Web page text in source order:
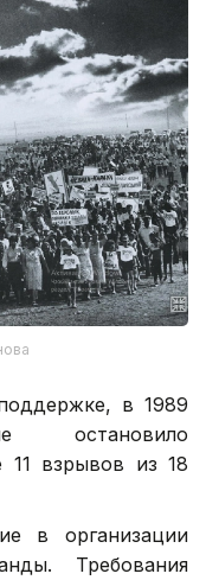
в 1989
11 взрывов из 18
в организации
Требования